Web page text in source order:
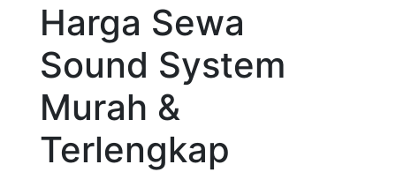
Harga Sewa
Sound System
Murah &
Terlengkap